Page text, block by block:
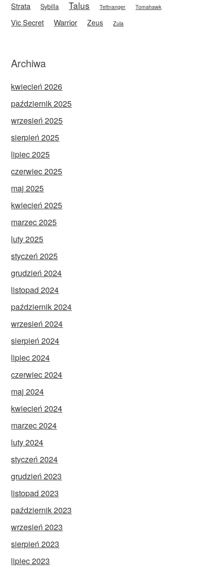
Strata Sybilla Talus Tettnanger Tomahawk
Vic Secret Warrior Zeus Zula
Archiwa
kwiecień 2026
październik 2025
wrzesień 2025
sierpień 2025
lipiec 2025
czerwiec 2025
maj 2025
kwiecień 2025
marzec 2025
luty 2025
styczeń 2025
grudzień 2024
listopad 2024
październik 2024
wrzesień 2024
sierpień 2024
lipiec 2024
czerwiec 2024
maj 2024
kwiecień 2024
marzec 2024
luty 2024
styczeń 2024
grudzień 2023
listopad 2023
październik 2023
wrzesień 2023
sierpień 2023
lipiec 2023